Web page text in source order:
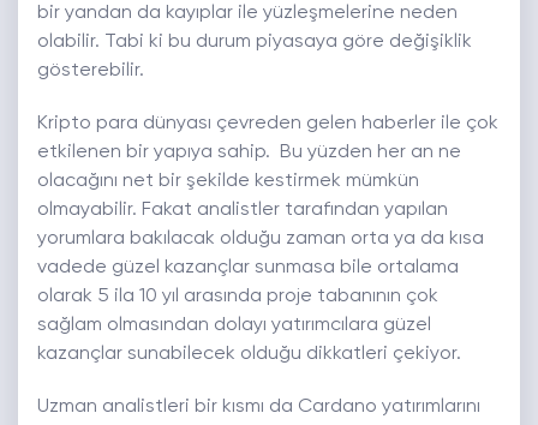
bir yandan da kayıplar ile yüzleşmelerine neden
olabilir. Tabi ki bu durum piyasaya göre değişiklik
gösterebilir.
Kripto para dünyası çevreden gelen haberler ile çok
etkilenen bir yapıya sahip. Bu yüzden her an ne
olacağını net bir şekilde kestirmek mümkün
olmayabilir. Fakat analistler tarafından yapılan
yorumlara bakılacak olduğu zaman orta ya da kısa
vadede güzel kazançlar sunmasa bile ortalama
olarak 5 ila 10 yıl arasında proje tabanının çok
sağlam olmasından dolayı yatırımcılara güzel
kazançlar sunabilecek olduğu dikkatleri çekiyor.
Uzman analistleri bir kısmı da Cardano yatırımlarını